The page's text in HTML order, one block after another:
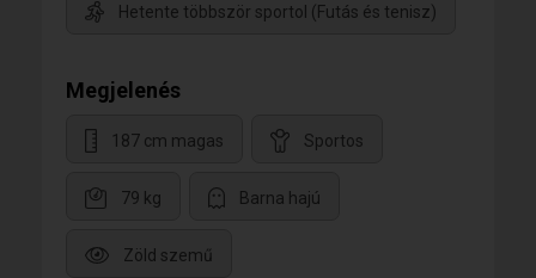
Hetente többször sportol (Futás és tenisz)
Megjelenés
187 cm magas Sportos
79 kg Barna hajú
Zöld szemű